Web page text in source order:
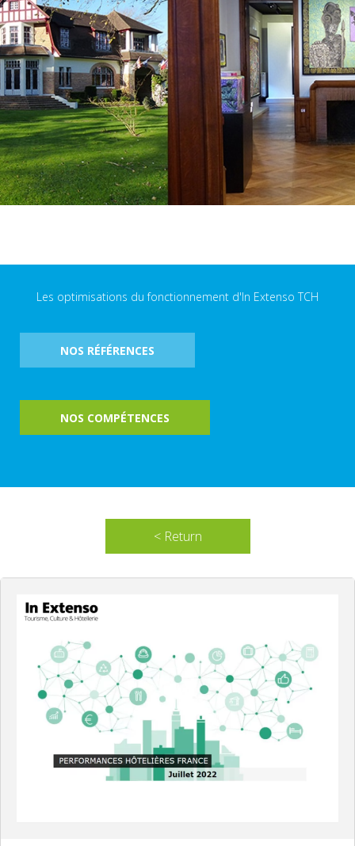
Les optimisations du fonctionnement d'In Extenso TCH
NOS RÉFÉRENCES
NOS COMPÉTENCES
< Return